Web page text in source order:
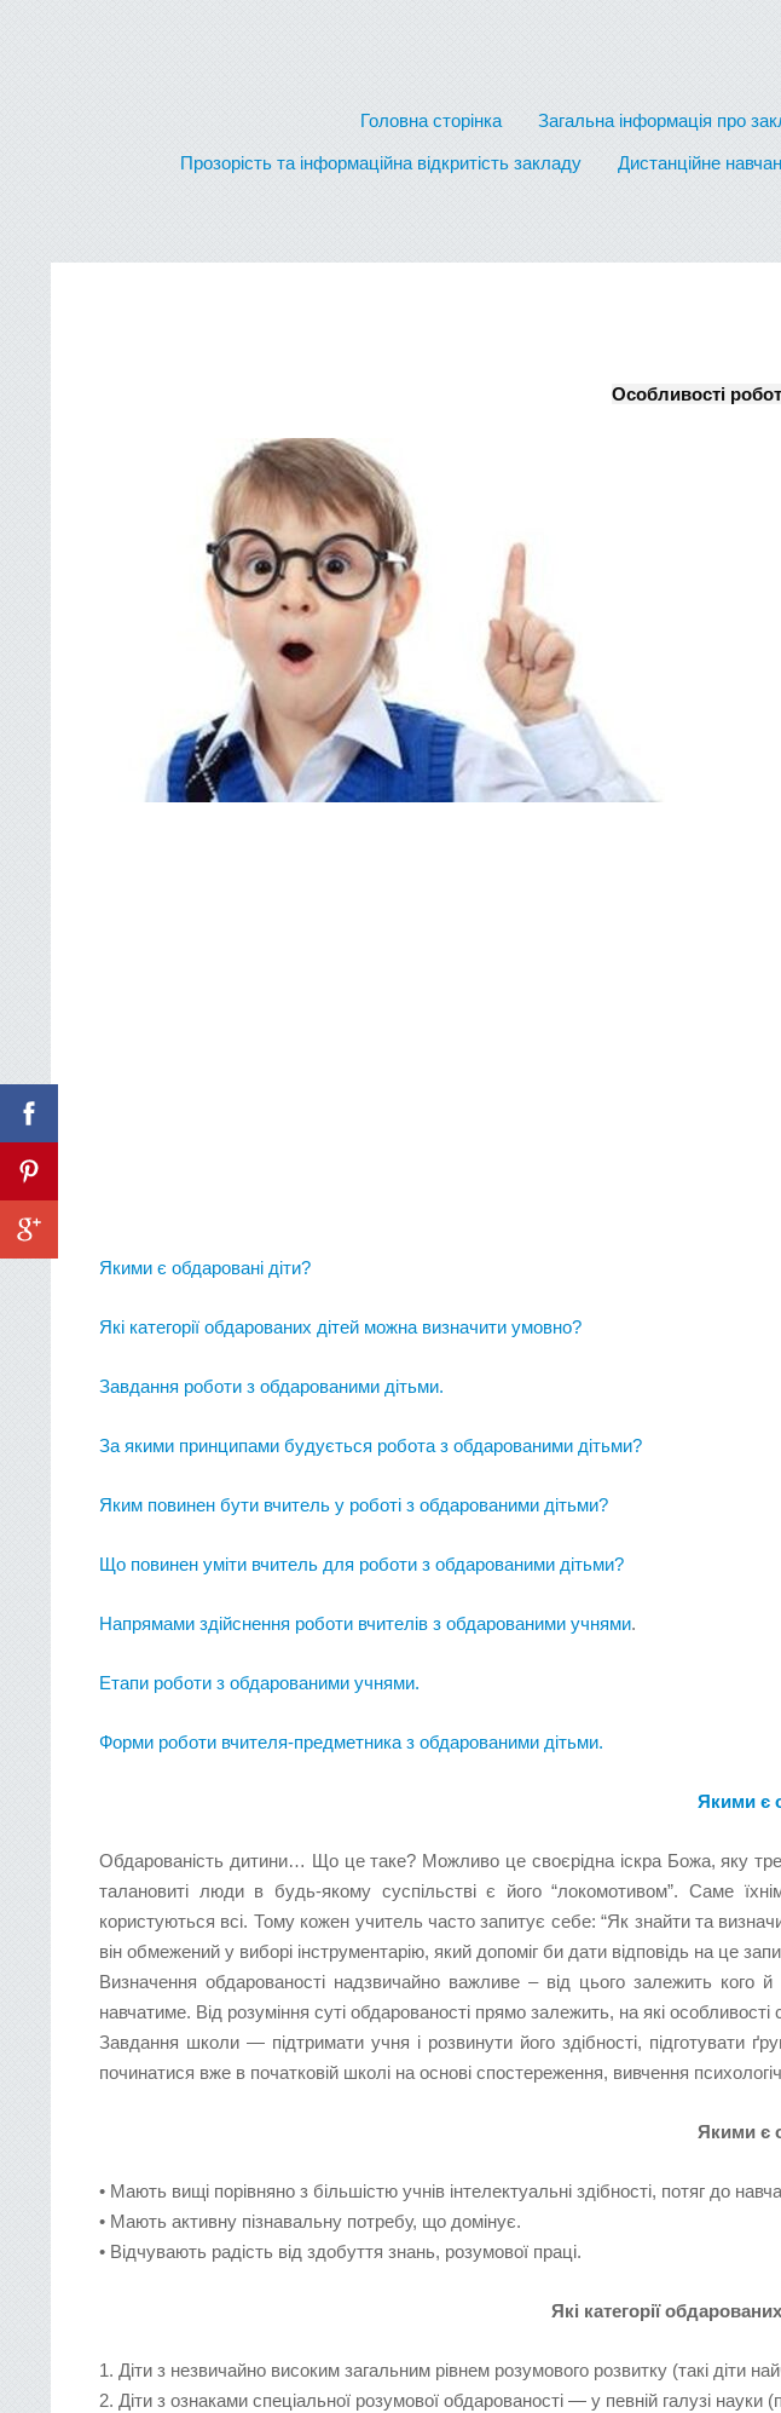
Головна сторінка Загальна інформація про
Прозорість та інформаційна відкритість закладу Дистанційне
Особливості
Якими є обдаровані діти?
Які категорії обдарованих дітей можна визначити умовно?
Завдання роботи з обдарованими дітьми.
За якими принципами будується робота з обдарованими дітьми?
Яким повинен бути вчитель у роботі з обдарованими дітьми?
Що повинен уміти вчитель для роботи з обдарованими дітьми?
Напрямами здійснення роботи вчителів з обдарованими учнями.
Етапи роботи з обдарованими учнями.
Форми роботи вчителя-предметника з обдарованими дітьми.
Якими є
Обдарованість дитини… Що це таке? Можливо це своєрідна іскра Божа, яку
талановиті люди в будь-якому суспільстві є його “локомотивом”. Саме
користуються всі. Тому кожен учитель часто запитує себе: “Як знайти та
він обмежений у виборі інструментарію, який допоміг би дати відповідь на це
Визначення обдарованості надзвичайно важливе – від цього залежить кого
навчатиме. Від розуміння суті обдарованості прямо залежить, на які особливості
Завдання школи — підтримати учня і розвинути його здібності, підготувати
починатися вже в початковій школі на основі спостереження, вивчення
Якими є
• Мають вищі порівняно з більшістю учнів інтелектуальні здібності, потяг до
• Мають активну пізнавальну потребу, що домінує.
• Відчувають радість від здобуття знань, розумової праці.
Які категорії
1. Діти з незвичайно високим загальним рівнем розумового розвитку (такі діти
2. Діти з ознаками спеціальної розумової обдарованості — у певній галузі науки